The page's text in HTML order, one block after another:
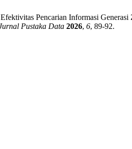
Pencarian Informasi
Pustaka Data 2026, 6, 89-92.